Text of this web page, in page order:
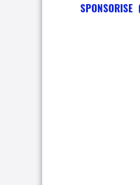
SPONSORISE